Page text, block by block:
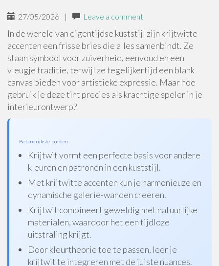
27/05/2026 | Leave a comment
In de wereld van eigentijdse kuststijl zijn krijtwitte
accenten een frisse bries die alles samenbindt. Ze
staan symbool voor zuiverheid, eenvoud en een
vleugje traditie, terwijl ze tegelijkertijd een blank
canvas bieden voor artistieke expressie. Maar hoe
gebruik je deze tint precies als krachtige speler in je
interieurontwerp?
Belangrijkste punten
Krijtwit vormt een perfecte basis voor andere
kleuren en patronen in een kuststijl.
Met krijtwitte accenten kun je harmonieuze en
dynamische galerie-wanden creëren.
Krijtwit combineert geweldig met natuurlijke
materialen, waardoor het een tijdloze
uitstraling krijgt.
Door kleurtheorie toe te passen, leer je
krijtwit te integreren met de juiste nuances.